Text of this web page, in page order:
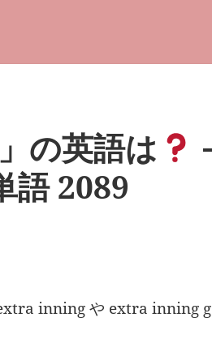
の英語は
語 2089
inning や extra inning